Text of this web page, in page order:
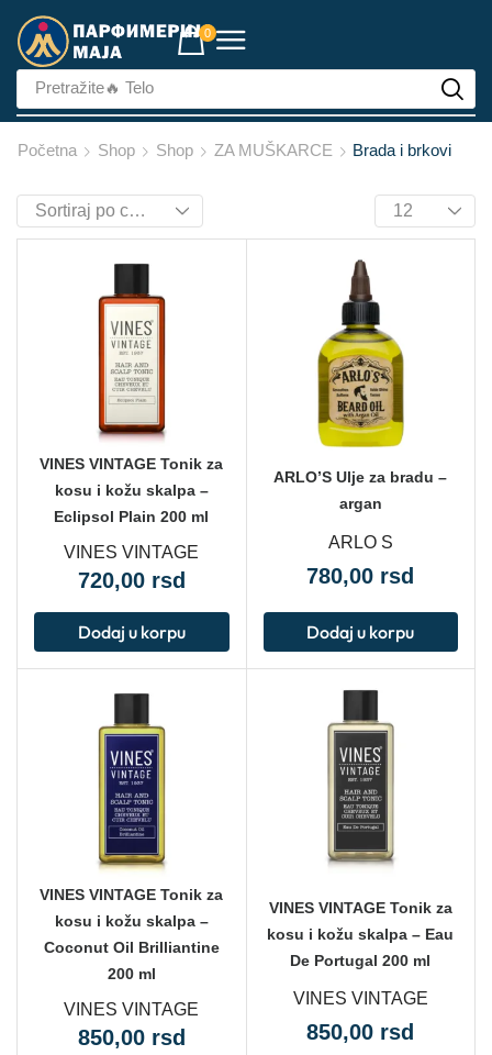
0
Pretražite🔥 Lice
Početna Shop Shop ZA MUŠKARCE Brada i brkovi
VINES VINTAGE Tonik za
kosu i kožu skalpa –
Eclipsol Plain 200 ml
VINES VINTAGE
720,00 rsd
Dodaj u korpu
ARLO’S Ulje za bradu –
argan
ARLO S
780,00 rsd
Dodaj u korpu
VINES VINTAGE Tonik za
kosu i kožu skalpa –
Coconut Oil Brilliantine
200 ml
VINES VINTAGE
850,00 rsd
VINES VINTAGE Tonik za
kosu i kožu skalpa – Eau
De Portugal 200 ml
VINES VINTAGE
850,00 rsd